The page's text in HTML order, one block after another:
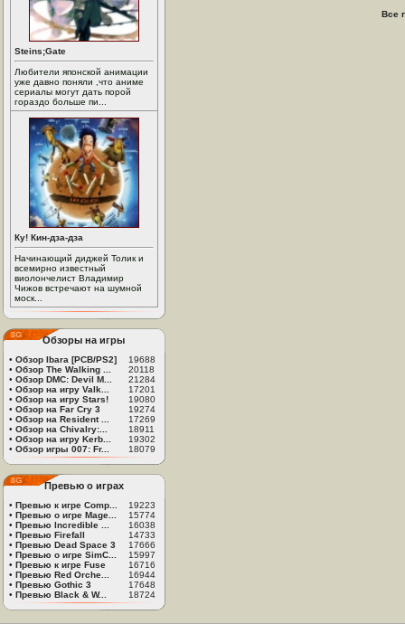
Steins;Gate
Любители японской анимации
уже давно поняли ,что аниме
сериалы могут дать порой
гораздо больше пи...
Ку! Кин-дза-дза
Начинающий диджей Толик и
всемирно известный
виолончелист Владимир
Чижов встречают на шумной
моск...
Обзоры на игры
• Обзор Ibara [PCB/PS2]
19688
• Обзор The Walking ...
20118
• Обзор DMC: Devil M...
21284
• Обзор на игру Valk...
17201
• Обзор на игру Stars!
19080
• Обзор на Far Cry 3
19274
• Обзор на Resident ...
17269
• Обзор на Chivalry:...
18911
• Обзор на игру Kerb...
19302
• Обзор игры 007: Fr... 18079
Превью о играх
• Превью к игре Comp...
19223
• Превью о игре Mage...
15774
• Превью Incredible ...
16038
• Превью Firefall
14733
• Превью Dead Space 3
17666
• Превью о игре SimC...
15997
• Превью к игре Fuse
16716
• Превью Red Orche...
16944
• Превью Gothic 3
17648
• Превью Black & W... 18724
Все